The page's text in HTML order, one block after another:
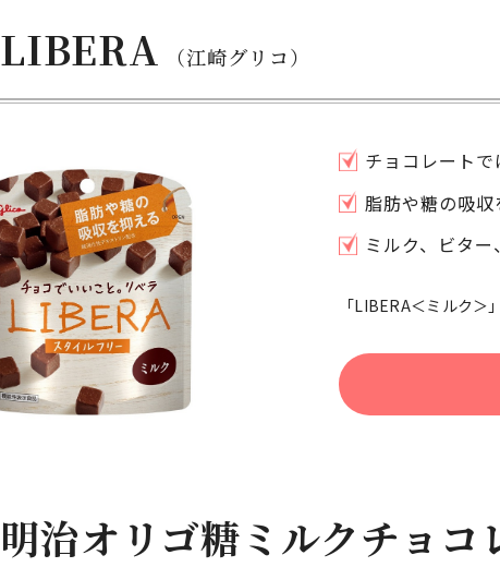
LIBERA （江崎グリコ）
チョコレート
脂肪や糖の吸
ミルク、ビタ
「LIBERA＜ミルク
明治オリゴ糖ミルクチョコ